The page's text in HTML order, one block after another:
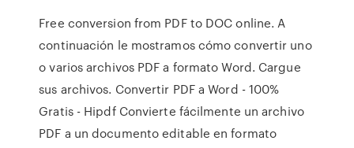
Free conversion from PDF to DOC online. A
continuación le mostramos cómo convertir uno
o varios archivos PDF a formato Word. Cargue
sus archivos. Convertir PDF a Word - 100%
Gratis - Hipdf Convierte fácilmente un archivo
PDF a un documento editable en formato